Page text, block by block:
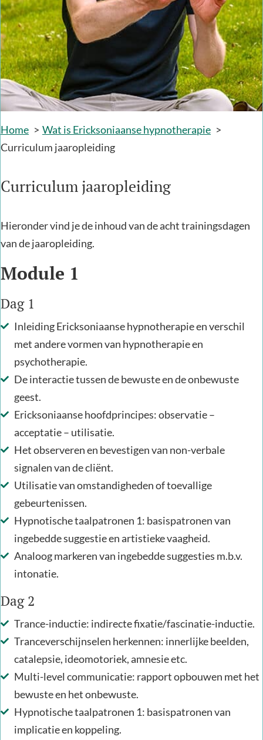
Home
Wat is Ericksoniaanse hypnotherapie
Curriculum jaaropleiding
Curriculum jaaropleiding
Hieronder vind je de inhoud van de acht trainingsdagen
van de jaaropleiding.
Module 1
Dag 1
Inleiding Ericksoniaanse hypnotherapie en verschil
met andere vormen van hypnotherapie en
psychotherapie.
De interactie tussen de bewuste en de onbewuste
geest.
Ericksoniaanse hoofdprincipes: observatie –
acceptatie – utilisatie.
Het observeren en bevestigen van non-verbale
signalen van de cliënt.
Utilisatie van omstandigheden of toevallige
gebeurtenissen.
Hypnotische taalpatronen 1: basispatronen van
ingebedde suggestie en artistieke vaagheid.
Analoog markeren van ingebedde suggesties m.b.v.
intonatie.
Dag 2
Trance-inductie: indirecte fixatie/fascinatie-inductie.
Tranceverschijnselen herkennen: innerlijke beelden,
catalepsie, ideomotoriek, amnesie etc.
Multi-level communicatie: rapport opbouwen met het
bewuste en het onbewuste.
Hypnotische taalpatronen 1: basispatronen van
implicatie en koppeling.